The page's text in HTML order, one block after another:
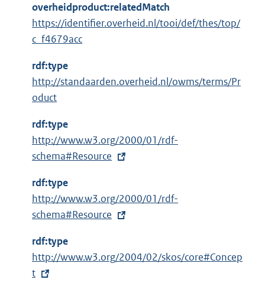
overheidproduct:relatedMatch
https://identifier.overheid.nl/tooi/def/thes/top/
c_f4679acc
rdf:type
http://standaarden.overheid.nl/owms/terms/Pr
oduct
rdf:type
E
x
e
r
n
l
i
http://www.w3.org/2000/01/rdf-
schema#Resource
rdf:type
E
x
e
r
n
http://www.w3.org/2000/01/rdf-
schema#Resource
rdf:type
E
x
http://www.w3.org/2004/02/skos/core#Concep
t